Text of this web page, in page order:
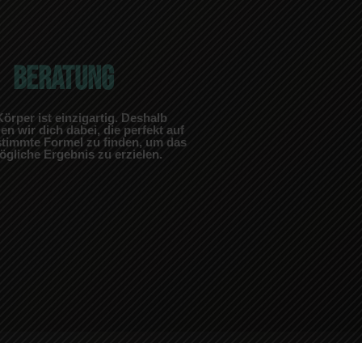
BERATUNG
ist einzigartig. Deshalb
wir dich dabei, die perfekt auf
Formel zu finden, um das
Ergebnis zu erzielen.